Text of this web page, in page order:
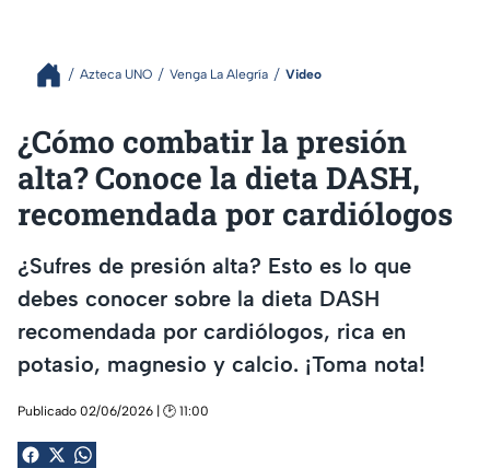
Azteca UNO Venga La Alegría Video
¿Cómo combatir la presión
alta? Conoce la dieta DASH,
recomendada por cardiólogos
¿Sufres de presión alta? Esto es lo que
debes conocer sobre la dieta DASH
recomendada por cardiólogos, rica en
potasio, magnesio y calcio. ¡Toma nota!
Publicado 02/06/2026 | 🕑 11:00